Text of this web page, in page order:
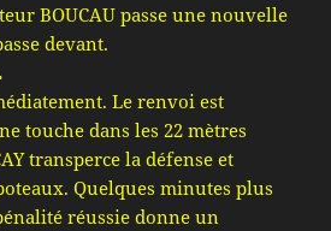
BOUCAU passe une nouvelle
devant.
Le renvoi est
touche dans les 22 mètres
transperce la défense et
Quelques minutes plus
réussie donne un